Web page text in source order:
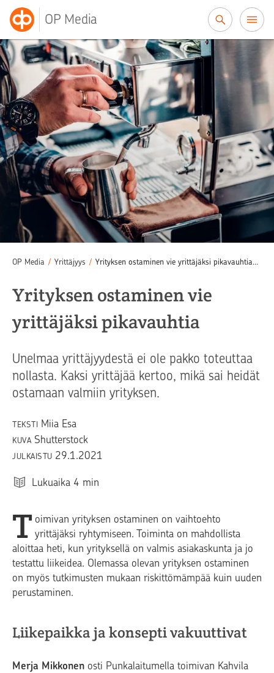
OP Media
OP Media / Yrittäjyys / Yrityksen ostaminen vie yrittäjäksi pikavauhtiaUusi sivu
Yrityksen ostaminen vie
yrittäjäksi pikavauhtia
Unelmaa yrittäjyydestä ei ole pakko toteuttaa
nollasta. Kaksi yrittäjää kertoo, mikä sai heidät
ostamaan valmiin yrityksen.
TEKSTI Miia Esa
KUVA Shutterstock
JULKAISTU 29.1.2021
Lukuaika 4 min
T oimivan yrityksen ostaminen on vaihtoehto
yrittäjäksi ryhtymiseen. Toiminta on mahdollista
aloittaa heti, kun yrityksellä on valmis asiakaskunta ja jo
testattu liikeidea. Olemassa olevan yrityksen ostaminen
on myös tutkimusten mukaan riskittömämpää kuin uuden
perustaminen.
Liikepaikka ja konsepti vakuuttivat
Merja Mikkonen osti Punkalaitumella toimivan Kahvila